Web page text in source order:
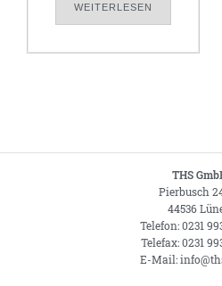
WEITERLESEN
THS
Pierbusch
44536
Telefon: 0231
Telefax: 0231
E-Mail: